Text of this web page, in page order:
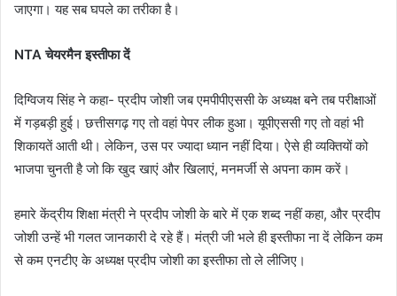
जाएगा। यह सब घपले का तरीका है।
NTA चेयरमैन इस्तीफा दें
दिग्विजय सिंह ने कहा- प्रदीप जोशी जब एमपीपीएससी के अध्यक्ष बने तब परीक्षाओं
में गड़बड़ी हुई। छत्तीसगढ़ गए तो वहां पेपर लीक हुआ। यूपीएससी गए तो वहां भी
शिकायतें आती थी। लेकिन, उस पर ज्यादा ध्यान नहीं दिया। ऐसे ही व्यक्तियों को
भाजपा चुनती है जो कि खुद खाएं और खिलाएं, मनमर्जी से अपना काम करें।
हमारे केंद्रीय शिक्षा मंत्री ने प्रदीप जोशी के बारे में एक शब्द नहीं कहा, और प्रदीप
जोशी उन्हें भी गलत जानकारी दे रहे हैं। मंत्री जी भले ही इस्तीफा ना दें लेकिन कम
से कम एनटीए के अध्यक्ष प्रदीप जोशी का इस्तीफा तो ले लीजिए।